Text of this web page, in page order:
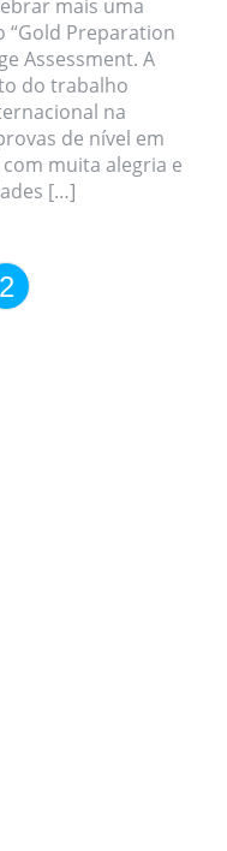
mais uma
“Gold Preparation
Assessment. A
do trabalho
na
de nível em
muita alegria e
[…]
2